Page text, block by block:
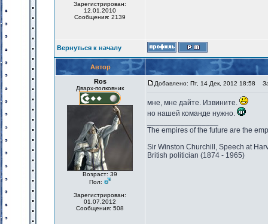
Зарегистрирован:
12.01.2010
Сообщения: 2139
Вернуться к началу
Автор
Ros
Дварх-полковник
Возраст: 39
Пол:
Зарегистрирован:
01.07.2012
Сообщения: 508
Добавлено: Пт, 14 Дек, 2012 18:58
мне, мне дайте. Извините.
но нашей команде нужно.
The empires of the future are the
Sir Winston Churchill, Speech at
British politician (1874 - 1965)